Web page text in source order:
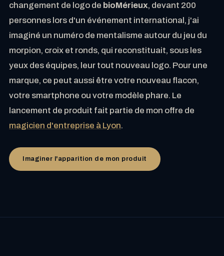
changement de logo de bioMérieux, devant 200
personnes lors d'un événement international, j'ai
imaginé un numéro de mentalisme autour du jeu du
morpion, croix et ronds, qui reconstituait, sous les
yeux des équipes, leur tout nouveau logo. Pour une
marque, ce peut aussi être votre nouveau flacon,
votre smartphone ou votre modèle phare. Le
lancement de produit fait partie de mon offre de
magicien d'entreprise à Lyon.
Imaginer l'apparition de mon produit